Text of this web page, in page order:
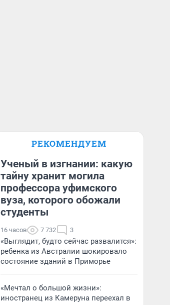
РЕКОМЕНДУЕМ
Ученый в изгнании: какую
тайну хранит могила
профессора уфимского
вуза, которого обожали
студенты
16 часов 7 732 3
«Выглядит, будто сейчас развалится»:
ребенка из Австралии шокировало
состояние зданий в Приморье
«Мечтал о большой жизни»:
иностранец из Камеруна переехал в